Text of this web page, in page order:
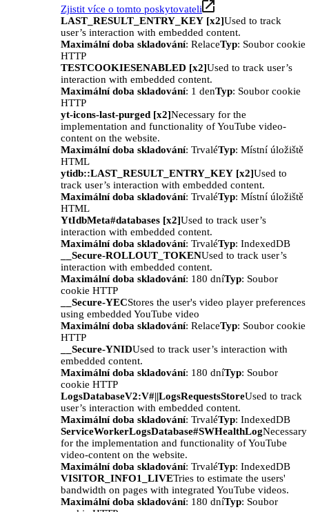
Zjistit více o tomto poskytovateli
LAST_RESULT_ENTRY_KEY [x2]Used to track
user’s interaction with embedded content.
Maximální doba skladování: RelaceTyp: Soubor cookie
HTTP
TESTCOOKIESENABLED [x2]Used to track user’s
interaction with embedded content.
Maximální doba skladování: 1 denTyp: Soubor cookie
HTTP
yt-icons-last-purged [x2]Necessary for the
implementation and functionality of YouTube video-
content on the website.
Maximální doba skladování: TrvaléTyp: Místní úložiště
HTML
ytidb::LAST_RESULT_ENTRY_KEY [x2]Used to
track user’s interaction with embedded content.
Maximální doba skladování: TrvaléTyp: Místní úložiště
HTML
YtIdbMeta#databases [x2]Used to track user’s
interaction with embedded content.
Maximální doba skladování: TrvaléTyp: IndexedDB
__Secure-ROLLOUT_TOKENUsed to track user’s
interaction with embedded content.
Maximální doba skladování: 180 dníTyp: Soubor
cookie HTTP
__Secure-YECStores the user's video player preferences
using embedded YouTube video
Maximální doba skladování: RelaceTyp: Soubor cookie
HTTP
__Secure-YNIDUsed to track user’s interaction with
embedded content.
Maximální doba skladování: 180 dníTyp: Soubor
cookie HTTP
LogsDatabaseV2:V#||LogsRequestsStoreUsed to track
user’s interaction with embedded content.
Maximální doba skladování: TrvaléTyp: IndexedDB
ServiceWorkerLogsDatabase#SWHealthLogNecessary
for the implementation and functionality of YouTube
video-content on the website.
Maximální doba skladování: TrvaléTyp: IndexedDB
VISITOR_INFO1_LIVETries to estimate the users'
bandwidth on pages with integrated YouTube videos.
Maximální doba skladování: 180 dníTyp: Soubor